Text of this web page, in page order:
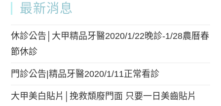
最新消息
休診公告│大甲精品牙醫2020/1/22晚診-1/28農曆春
節休診
門診公告|精品牙醫2020/1/11正常看診
大甲美白貼片│挽救頹廢門面 只要一日美齒貼片